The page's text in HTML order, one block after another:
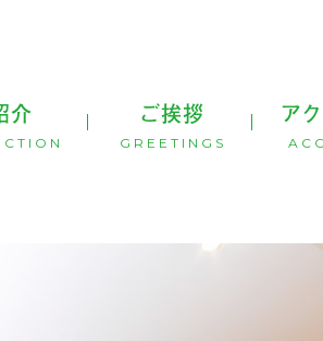
介 ご挨拶
GREETINGS
ア